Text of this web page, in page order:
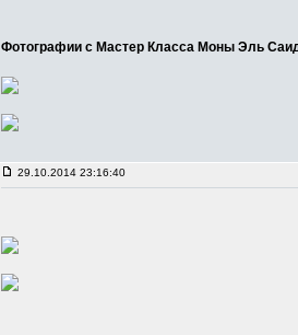
Фотографии с Мастер Класса Моны Эль
29.10.2014 23:16:40